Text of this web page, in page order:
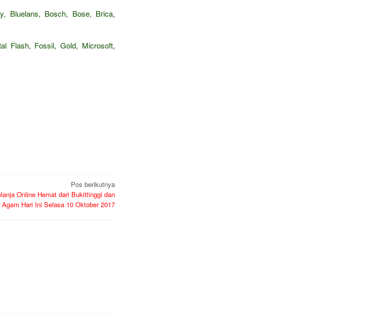
Bluelans, Bosch, Bose, Brica,
Flash, Fossil, Gold, Microsoft,
Pos berikutnya
Online Hemat dari Bukittinggi dan
Agam Hari Ini Selasa 10 Oktober 2017